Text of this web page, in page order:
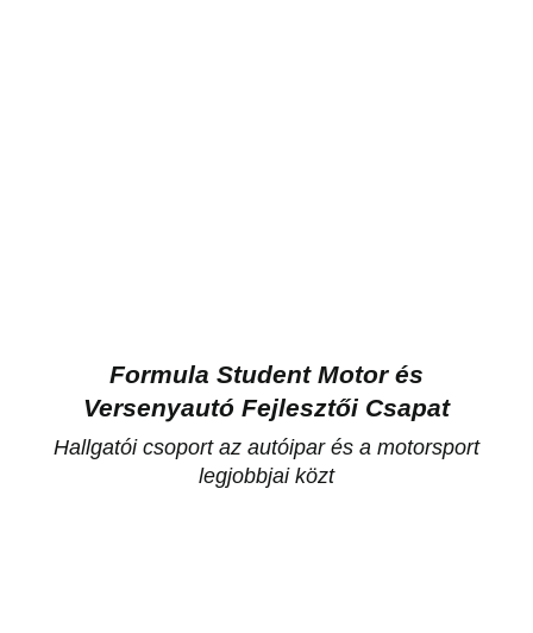
Formula Student Motor és
Versenyautó Fejlesztői Csapat
Hallgatói csoport az autóipar és a motorsport
legjobbjai közt